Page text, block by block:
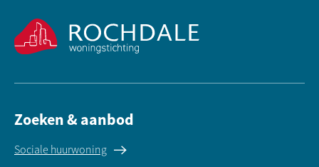
Zoeken & aanbod
Sociale huurwoning